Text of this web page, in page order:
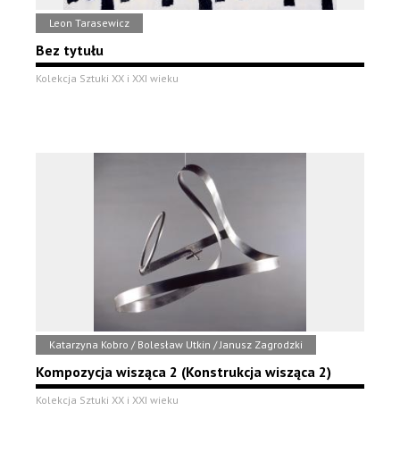
Leon Tarasewicz
Bez tytułu
Kolekcja Sztuki XX i XXI wieku
Katarzyna Kobro / Bolesław Utkin / Janusz Zagrodzki
Kompozycja wisząca 2 (Konstrukcja wisząca 2)
Kolekcja Sztuki XX i XXI wieku